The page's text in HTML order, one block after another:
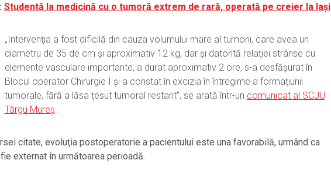
Studentă la medicină cu o tumoră extrem de rară, operată pe creier la Iaşi
„Intervenţia a fost dificilă din cauza volumului mare al tumorii, care avea un
diametru de 35 de cm şi aproximativ 12 kg, dar şi datorită relaţiei strânse cu
elemente vasculare importante, a durat aproximativ 2 ore, s-a desfăşurat în
Blocul operator Chirurgie I şi a constat în excizia în întregime a formaţiunii
tumorale, fără a lăsa ţesut tumoral restant”, se arată într-un comunicat al SCJU
Târgu Mureş.
citate, evoluţia postoperatorie a pacientului este una favorabilă, urmând ca
externat în următoarea perioadă.